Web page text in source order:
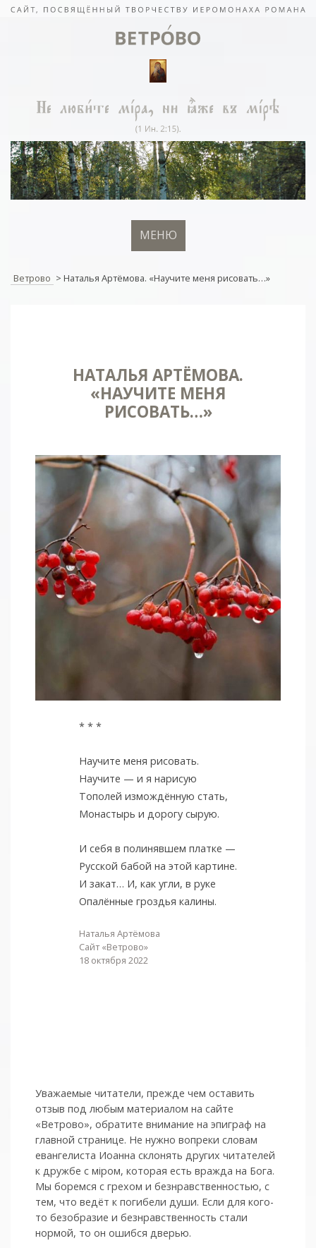
МЕНЮ
Ветрово > Наталья Артёмова. «Научите меня рисовать…»
НАТАЛЬЯ АРТЁМОВА.
«НАУЧИТЕ МЕНЯ
РИСОВАТЬ…»
* * *
Научите меня рисовать.
Научите — и я нарисую
Тополей измождённую стать,
Монастырь и дорогу сырую.
И себя в полинявшем платке —
Русской бабой на этой картине.
И закат… И, как угли, в руке
Опалённые гроздья калины.
Наталья Артёмова
Сайт «Ветрово»
18 октября 2022
Уважаемые читатели, прежде чем оставить
отзыв под любым материалом на сайте
«Ветрово», обратите внимание на эпиграф на
главной странице. Не нужно вопреки словам
евангелиста Иоанна склонять других читателей
к дружбе с мiром, которая есть вражда на Бога.
Мы боремся с грехом и без­нрав­ствен­ностью, с
тем, что ведёт к погибели души. Если для кого-
то безобразие и безнравственность стали
нормой, то он ошибся дверью.